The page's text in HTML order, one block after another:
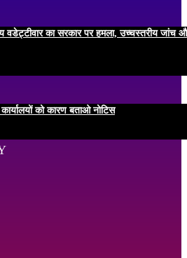
वडेट्टीवार का सरकार पर हमला, उच्चस्तरीय जांच
को कारण बताओ नोटिस